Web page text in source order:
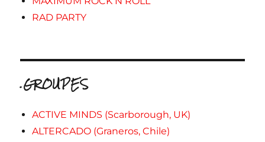
RAD PARTY
.GROUPES
ACTIVE MINDS (Scarborough, UK)
ALTERCADO (Graneros, Chile)